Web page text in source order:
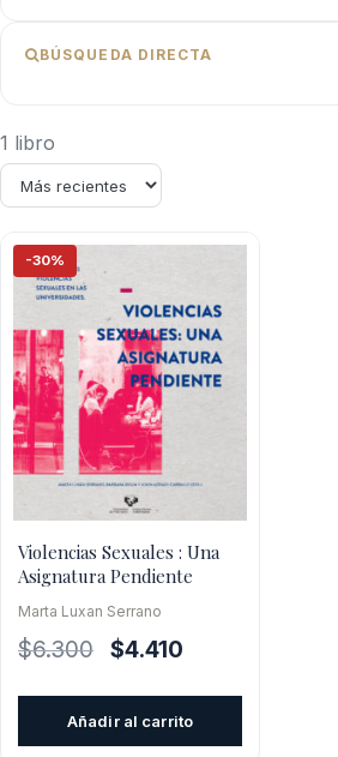
BÚSQUEDA DIRECTA
1 libro
-30%
Violencias Sexuales : Una
Asignatura Pendiente
Marta Luxan Serrano
$6.300
El
$4.410
Añadir al carrito